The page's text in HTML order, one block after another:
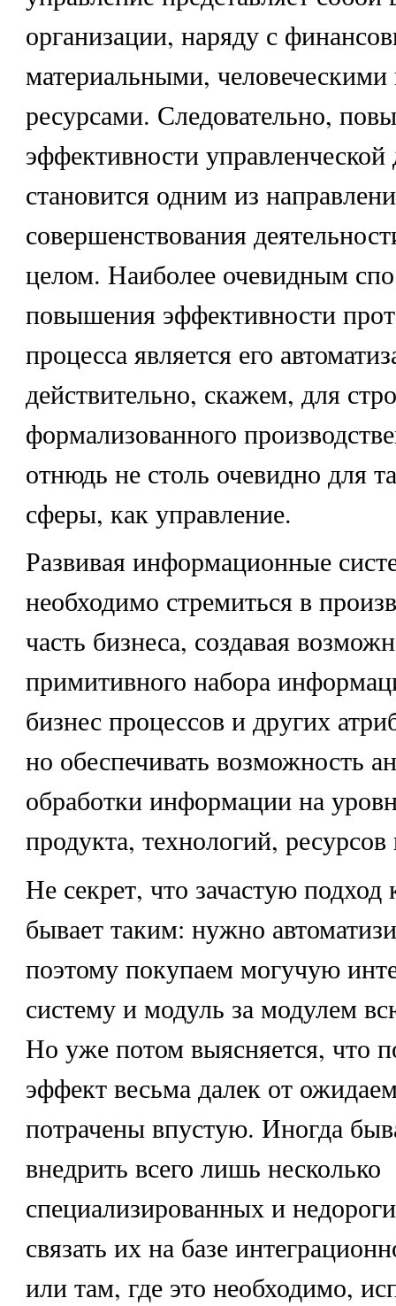
организации, наряду с
материальными,
ресурсами. Следовательно,
эффективности управленческой
становится одним из
совершенствования
целом. Наиболее очевидным
повышения эффективности
процесса является его
действительно, скажем, для
формализованного
отнюдь не столь очевидно для
сферы, как управление.
Развивая информационные
необходимо стремиться в
часть бизнеса, создавая
примитивного набора
бизнес процессов и других
но обеспечивать возможность
обработки информации на
продукта, технологий, ресурсов
Не секрет, что зачастую подход
бывает таким: нужно
поэтому покупаем могучую
систему и модуль за модулем
Но уже потом выясняется, что
эффект весьма далек от
потрачены впустую. Иногда
внедрить всего лишь несколько
специализированных и
связать их на базе
или там, где это необходимо,